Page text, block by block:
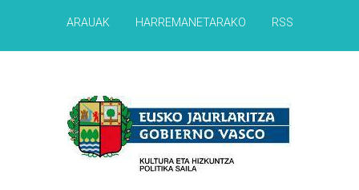
ARAUAK HARREMANETARAKO RSS